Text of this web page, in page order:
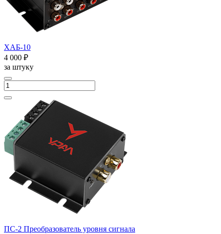
ХАБ-10
4 000 ₽
за штуку
ПС-2 Преобразователь уровня сигнала